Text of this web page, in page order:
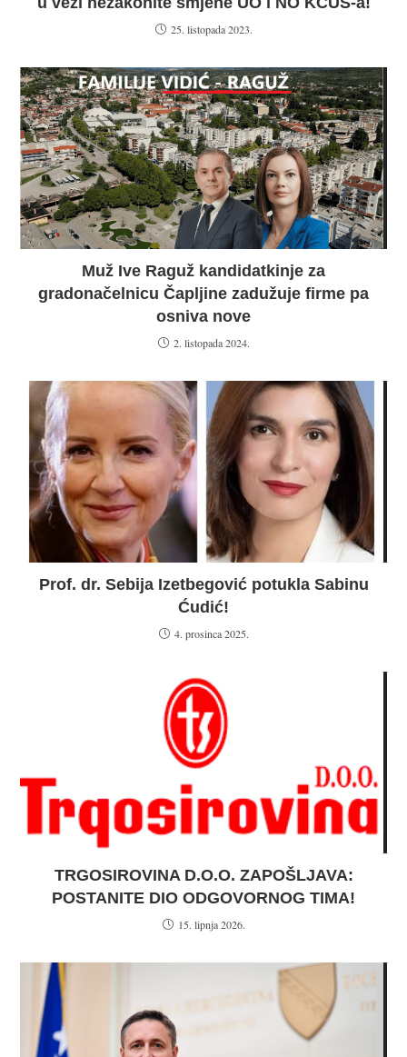
25. listopada 2023.
Muž Ive Raguž kandidatkinje za
gradonačelnicu Čapljine zadužuje firme pa
osniva nove
2. listopada 2024.
Prof. dr. Sebija Izetbegović potukla Sabinu
Ćudić!
4. prosinca 2025.
TRGOSIROVINA D.O.O. ZAPOŠLJAVA:
POSTANITE DIO ODGOVORNOG TIMA!
15. lipnja 2026.